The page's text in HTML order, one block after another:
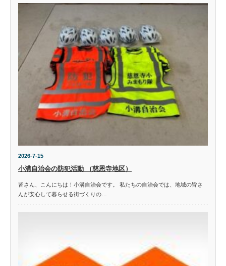
2026-7-15
小溝自治会の防犯活動 （慈恩寺地区）
皆さん、こんにちは！小溝自治会です。 私たちの自治会では、地域の皆さ
んが安心して暮らせる街づくりの…